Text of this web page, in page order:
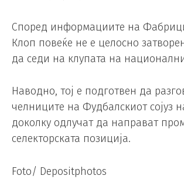
Според информациите на
Клоп повеќе не е целосно
да седи на клупата на
Наводно, тој е подготвен да
челниците на Фудбалскиот сојуз
доколку одлучат да направат
селекторската позиција.
Foto/ Depositphotos